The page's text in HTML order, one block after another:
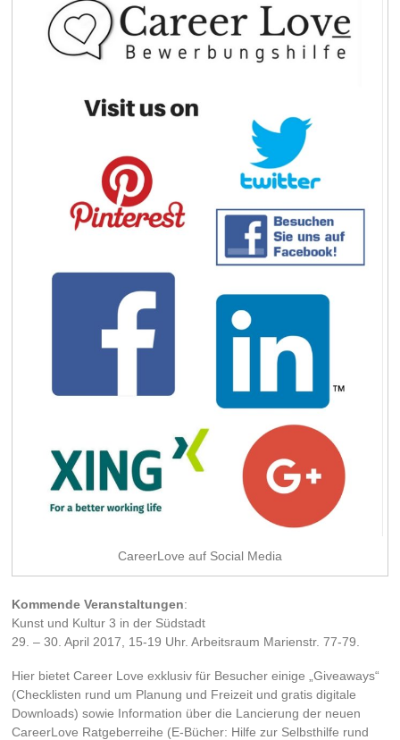
CareerLove auf Social Media
Kommende Veranstaltungen:
Kunst und Kultur 3 in der Südstadt
29. – 30. April 2017, 15-19 Uhr. Arbeitsraum Marienstr. 77-79.
Hier bietet Career Love exklusiv für Besucher einige „Giveaways“
(Checklisten rund um Planung und Freizeit und gratis digitale
Downloads) sowie Information über die Lancierung der neuen
CareerLove Ratgeberreihe (E-Bücher: Hilfe zur Selbsthilfe rund